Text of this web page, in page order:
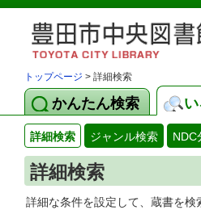
トップページ > 詳細検索
かんたん検索
詳細検索 ジャンル検索 NDC
詳細検索
詳細な条件を設定して、蔵書を検